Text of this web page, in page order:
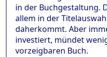
in der Buchgestaltung.
allem in der
daherkommt. Aber
investiert, mündet
vorzeigbaren Buch.